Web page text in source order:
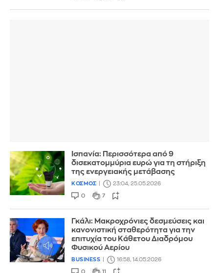
Ισπανία: Περισσότερα από 9
δισεκατομμύρια ευρώ για τη στήριξη
της ενεργειακής μετάβασης
ΚΟΣΜΟΣ 23:04, 25.05.2026
0 7
Γκάλι: Μακροχρόνιες δεσμεύσεις και
κανονιστική σταθερότητα για την
επιτυχία του Κάθετου Διαδρόμου
Φυσικού Αερίου
BUSINESS 16:58, 14.05.2026
0 11